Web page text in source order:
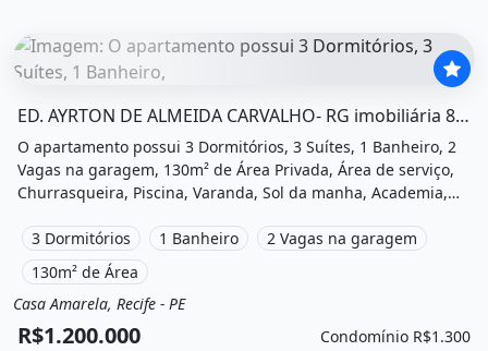
ED. AYRTON DE ALMEIDA CARVALHO- RG imobiliária 81 99969-7180
O apartamento possui 3 Dormitórios, 3 Suítes, 1 Banheiro, 2
Vagas na garagem, 130m² de Área Privada, Área de serviço,
Churrasqueira, Piscina, Varanda, Sol da manha, Academia,
lazer, Salão de jogos e está localizado em Rua Bento Loyola,
Recife, Pe à venda por R$1.200.000 e Condomínio por R$1.300
/Mês.
3 Dormitórios 1 Banheiro
2 Vagas na garagem
130m² de Área
Venda
Apartamento
Casa Amarela, Recife - PE
R$1.200.000 Condomínio R$1.300